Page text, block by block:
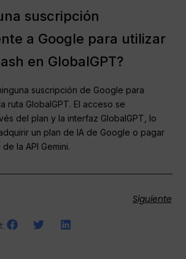
suscripción
a Google para utilizar
en GlobalGPT?
suscripción de Google para
ruta GlobalGPT. El acceso se
del plan y la interfaz GlobalGPT, lo
un plan de IA de Google o pagar
la API Gemini.
Siguiente